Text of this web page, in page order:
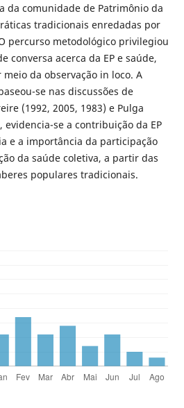
da comunidade de Patrimônio da
tradicionais enredadas por
percurso metodológico privilegiou
conversa acerca da EP e saúde,
da observação in loco. A
se nas discussões de
(1992, 2005, 1983) e Pulga
evidencia-se a contribuição da EP
e a importância da participação
da saúde coletiva, a partir das
populares tradicionais.